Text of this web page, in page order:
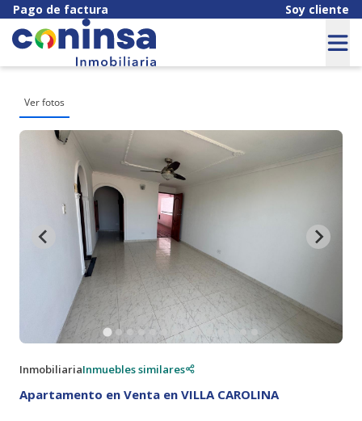
Pago de factura Soy cliente
Ver fotos
InmobiliariaInmuebles similares
Apartamento en Venta en VILLA CAROLINA